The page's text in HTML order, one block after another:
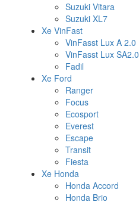
Suzuki Vitara
Suzuki XL7
Xe VinFast
VinFasst Lux A 2.0
VinFasst Lux SA2.0
Fadil
Xe Ford
Ranger
Focus
Ecosport
Everest
Escape
Transit
Fiesta
Xe Honda
Honda Accord
Honda Brio